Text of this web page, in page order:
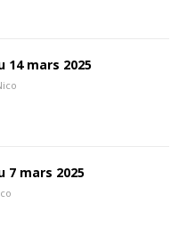
14 mars 2025
7 mars 2025